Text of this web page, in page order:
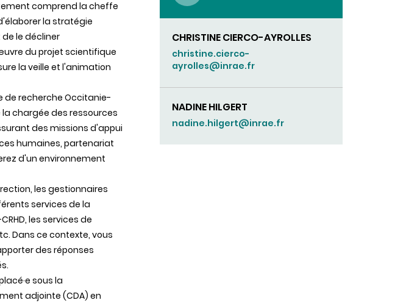
comprend la cheffe
la stratégie
le décliner
du projet scientifique
la veille et l'animation
de recherche Occitanie-
la chargée des ressources
des missions d'appui
humaines, partenariat
d'un environnement
les gestionnaires
services de la
les services de
Dans ce contexte, vous
des réponses
sous la
adjointe (CDA) en
CHRISTINE CIERCO-AYROLLES
christine.cierco-
ayrolles@inrae.fr
NADINE HILGERT
nadine.hilgert@inrae.fr